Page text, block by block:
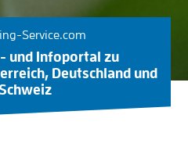
Service.com
und Infoportal zu
Deutschland und